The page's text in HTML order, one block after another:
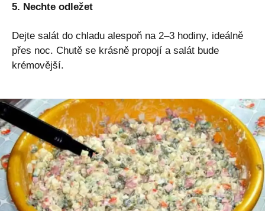
5. Nechte odležet
Dejte salát do chladu alespoň na 2–3 hodiny, ideálně
přes noc. Chutě se krásně propojí a salát bude
krémovější.